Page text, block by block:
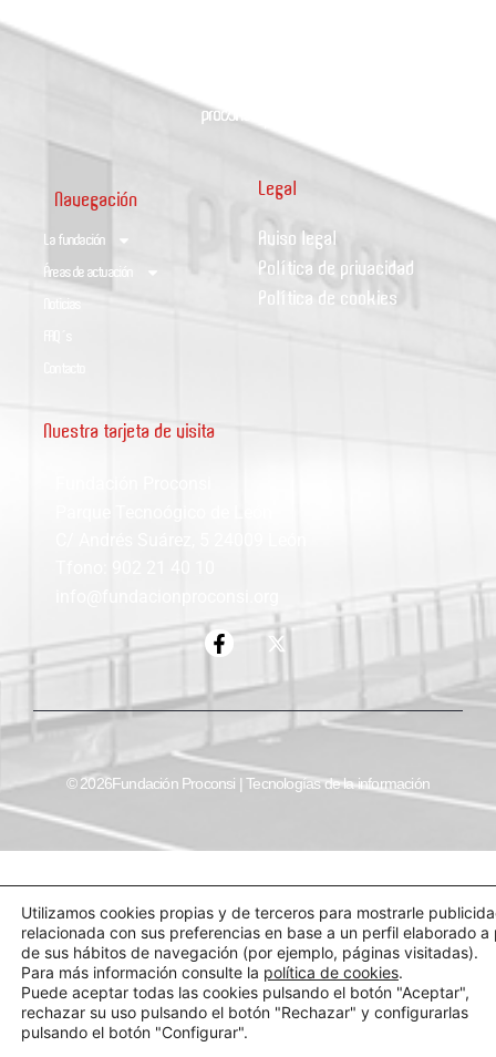
Navegación
La fundación
Áreas de actuación
Noticias
Legal
Aviso legal
Política de privacidad
Política de cookies
Nuestra tarjeta de visita
© 2026Fundación Proconsi | Tecnologías de la información
Utilizamos cookies propias y de terceros para mostrarle
relacionada con sus preferencias en base a un perfil elaborado a
de sus hábitos de navegación (por ejemplo, páginas visitadas).
Para más información consulte la política de cookies.
Puede aceptar todas las cookies pulsando el botón "Aceptar",
rechazar su uso pulsando el botón "Rechazar" y configurarlas
pulsando el botón "Configurar".